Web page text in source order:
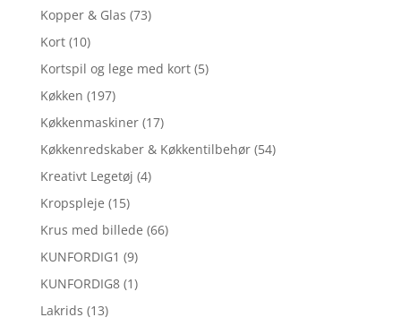
Kopper & Glas (73)
Kort (10)
Kortspil og lege med kort (5)
Køkken (197)
Køkkenmaskiner (17)
Køkkenredskaber & Køkkentilbehør (54)
Kreativt Legetøj (4)
Kropspleje (15)
Krus med billede (66)
KUNFORDIG1 (9)
KUNFORDIG8 (1)
Lakrids (13)